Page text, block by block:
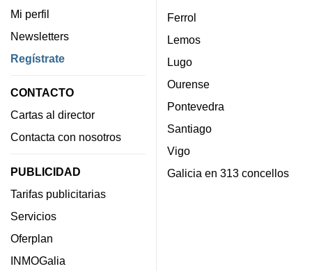
Mi perfil
Newsletters
Regístrate
CONTACTO
Cartas al director
Contacta con nosotros
PUBLICIDAD
Tarifas publicitarias
Servicios
Oferplan
INMOGalia
Ferrol
Lemos
Lugo
Ourense
Pontevedra
Santiago
Vigo
Galicia en 313 concellos